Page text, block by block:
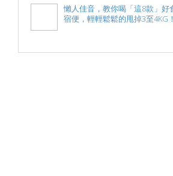
懶人佳音，教你喝「這8款」好
宿便，輕輕鬆鬆的甩掉3至4KG